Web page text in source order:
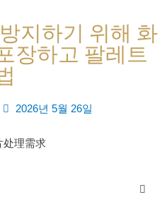
지하기 위해 화
장하고 팔레트
2026년 5월 26일